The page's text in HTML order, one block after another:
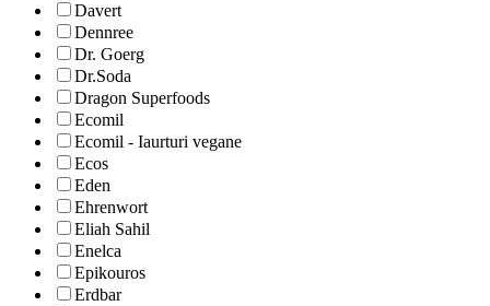
Davert
Dennree
Dr. Goerg
Dr.Soda
Dragon Superfoods
Ecomil
Ecomil - Iaurturi vegane
Ecos
Eden
Ehrenwort
Eliah Sahil
Enelca
Epikouros
Erdbar